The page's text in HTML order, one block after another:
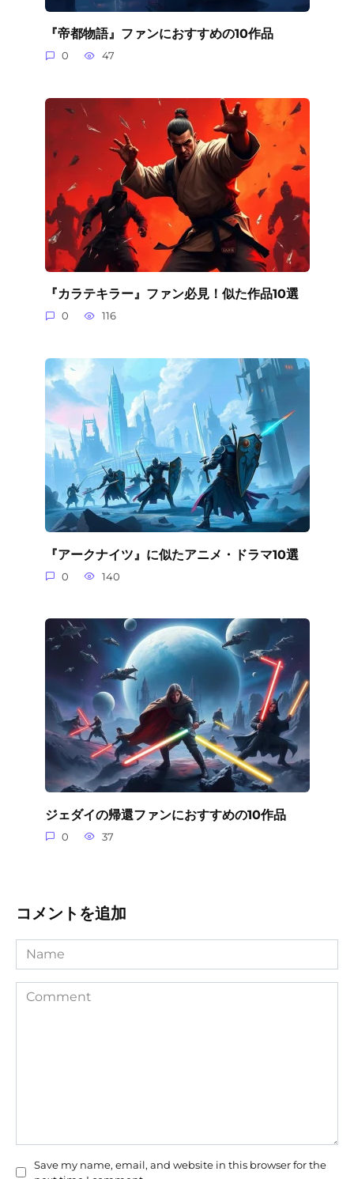
『帝都物語』ファンにおすすめの10作品
0 47
『カラテキラー』ファン必見！似た作品10選
0 116
『アークナイツ』に似たアニメ・ドラマ10選
0 140
ジェダイの帰還ファンにおすすめの10作品
0 37
コメントを追加
Name
Comment
Save my name, email, and website in this browser for the